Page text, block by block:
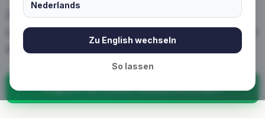
Nederlands
Zu English wechseln
So lassen
So bleiben Ihre individuellen Socken mit
Logo lange in Form – von der Wäsche bis zur
Aufbewahrung.